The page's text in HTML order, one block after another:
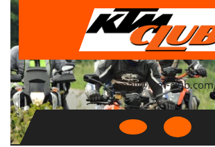
Skip
to
content
mail@ktm-club.com
Open